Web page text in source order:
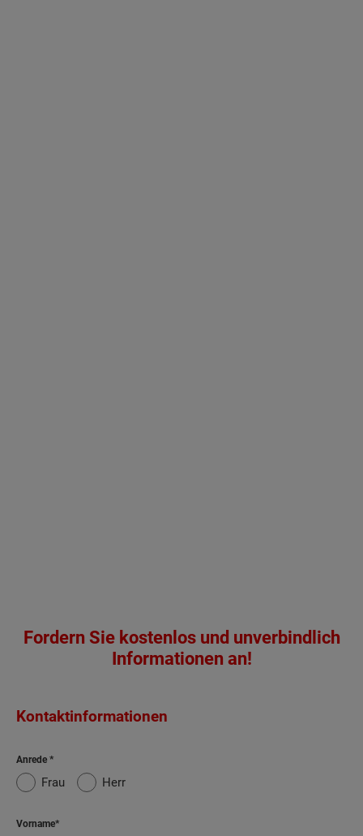
Fordern Sie kostenlos und unverbindlich
Informationen an!
Kontaktinformationen
Anrede
Frau Herr
Vorname